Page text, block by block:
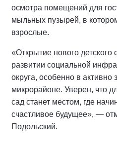
осмотра помещений для
мыльных пузырей, в
взрослые.
«Открытие нового
развитии социальной
округа, особенно в
микрорайоне. Уверен, что
сад станет местом, где
счастливое будущее», —
Подольский.